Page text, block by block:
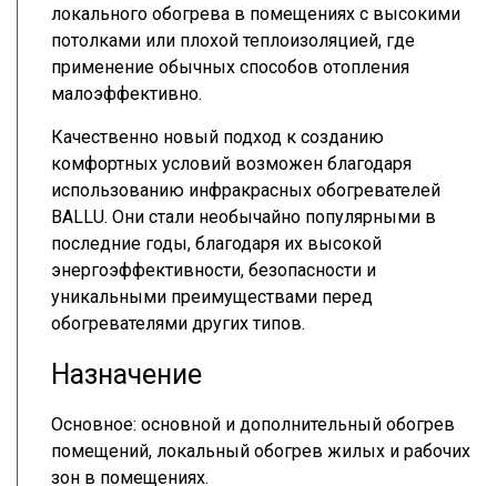
локального обогрева в помещениях с высокими
потолками или плохой теплоизоляцией, где
применение обычных способов отопления
малоэффективно.
Качественно новый подход к созданию
комфортных условий возможен благодаря
использованию инфракрасных обогревателей
BALLU. Они стали необычайно популярными в
последние годы, благодаря их высокой
энергоэффективности, безопасности и
уникальными преимуществами перед
обогревателями других типов.
Назначение
Основное: основной и дополнительный обогрев
помещений, локальный обогрев жилых и рабочих
зон в помещениях.